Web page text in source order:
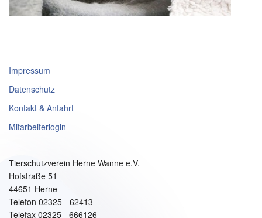
Impressum
Datenschutz
Kontakt & Anfahrt
Mitarbeiterlogin
Tierschutzverein Herne Wanne e.V.
Hofstraße 51
44651 Herne
Telefon 02325 - 62413
Telefax 02325 - 666126